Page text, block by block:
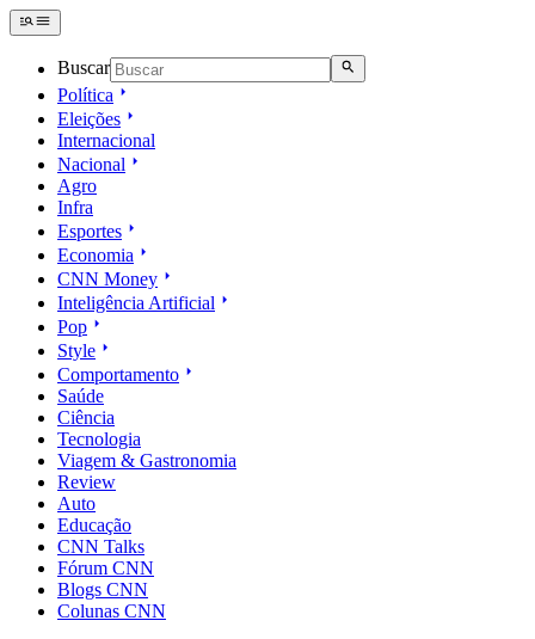
Buscar
Política
Eleições
Internacional
Nacional
Agro
Infra
Esportes
Economia
CNN Money
Inteligência Artificial
Pop
Style
Comportamento
Saúde
Ciência
Tecnologia
Viagem & Gastronomia
Review
Auto
Educação
CNN Talks
Fórum CNN
Blogs CNN
Colunas CNN